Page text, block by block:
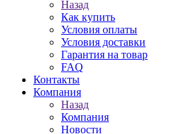
Назад
Как купить
Условия оплаты
Условия доставки
Гарантия на товар
FAQ
Контакты
Компания
Назад
Компания
Новости